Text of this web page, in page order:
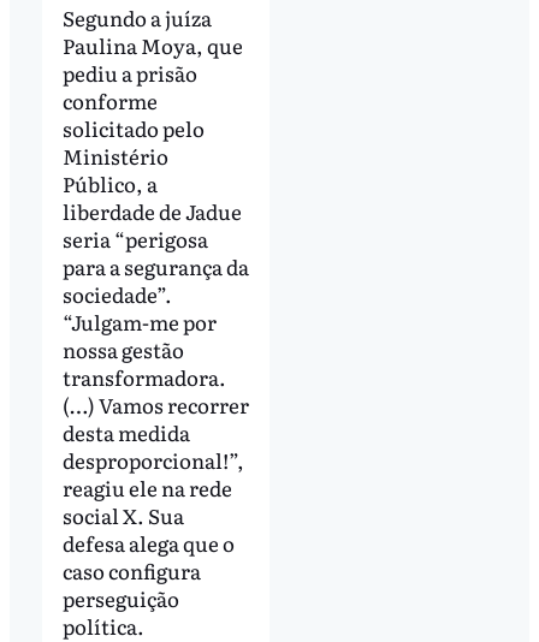
Segundo a juíza
Paulina Moya, que
pediu a prisão
conforme
solicitado pelo
Ministério
Público, a
liberdade de Jadue
seria “perigosa
para a segurança da
sociedade”.
“Julgam-me por
nossa gestão
transformadora.
(…) Vamos recorrer
desta medida
desproporcional!”,
reagiu ele na rede
social X. Sua
defesa alega que o
caso configura
perseguição
política.